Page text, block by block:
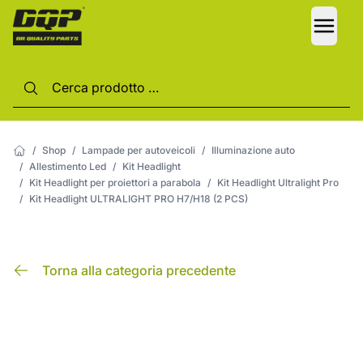
/ Shop / Lampade per autoveicoli / Illuminazione auto
/ Allestimento Led / Kit Headlight
/ Kit Headlight per proiettori a parabola / Kit Headlight Ultralight Pro
/ Kit Headlight ULTRALIGHT PRO H7/H18 (2 PCS)
Torna alla categoria precedente